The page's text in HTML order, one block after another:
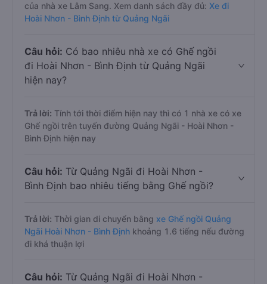
của nhà xe Lâm Sang. Xem danh sách đầy đủ: Xe đi
Hoài Nhơn - Bình Định từ Quảng Ngãi
Câu hỏi: Có bao nhiêu nhà xe có Ghế ngồi
đi Hoài Nhơn - Bình Định từ Quảng Ngãi
hiện nay?
Trả lời: Tính tới thời điểm hiện nay thì có 1 nhà xe có xe
Ghế ngồi trên tuyến đường Quảng Ngãi - Hoài Nhơn -
Bình Định hiện nay
Câu hỏi: Từ Quảng Ngãi đi Hoài Nhơn -
Bình Định bao nhiêu tiếng bằng Ghế ngồi?
Trả lời: Thời gian di chuyển bằng xe Ghế ngồi Quảng
Ngãi Hoài Nhơn - Bình Định khoảng 1.6 tiếng nếu đường
đi khá thuận lợi
Câu hỏi: Từ Quảng Ngãi đi Hoài Nhơn -